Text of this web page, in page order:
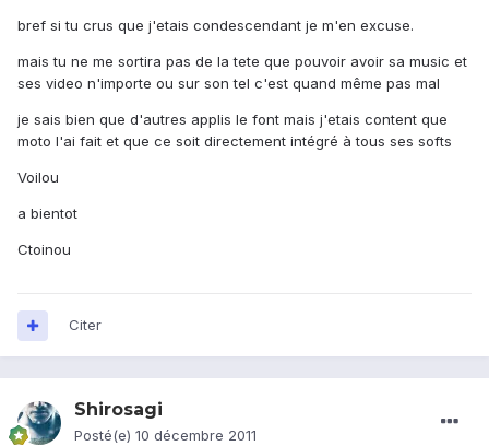
bref si tu crus que j'etais condescendant je m'en excuse.
mais tu ne me sortira pas de la tete que pouvoir avoir sa music et
ses video n'importe ou sur son tel c'est quand même pas mal
je sais bien que d'autres applis le font mais j'etais content que
moto l'ai fait et que ce soit directement intégré à tous ses softs
Voilou
a bientot
Ctoinou
Citer
Shirosagi
Posté(e) 10 décembre 2011